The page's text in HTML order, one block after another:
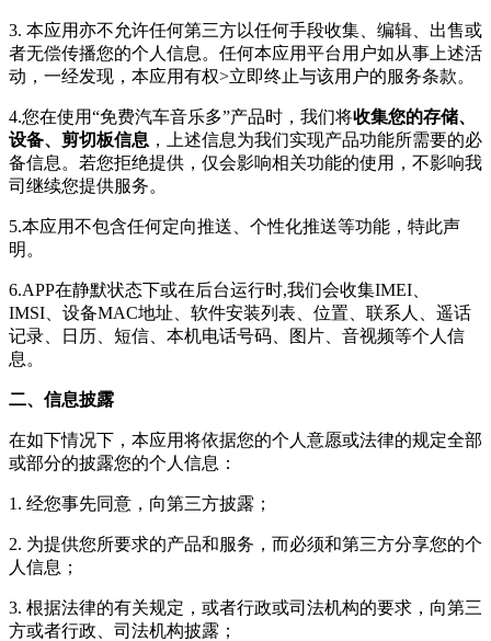
3. 本应用亦不允许任何第三方以任何手段收集、编辑、出售或
者无偿传播您的个人信息。任何本应用平台用户如从事上述活
动，一经发现，本应用有权>立即终止与该用户的服务条款。
4.您在使用“免费汽车音乐多”产品时，我们将收集您的存储、
设备、剪切板信息 ，上述信息为我们实现产品功能所需要的必
备信息。若您拒绝提供，仅会影响相关功能的使用，不影响我
司继续您提供服务。
5.本应用不包含任何定向推送、个性化推送等功能，特此声
明。
6.APP在静默状态下或在后台运行时,我们会收集IMEI、
IMSI、设备MAC地址、软件安装列表、位置、联系人、遥话
记录、日历、短信、本机电话号码、图片、音视频等个人信
息。
二、信息披露
在如下情况下，本应用将依据您的个人意愿或法律的规定全部
或部分的披露您的个人信息：
1. 经您事先同意，向第三方披露；
2. 为提供您所要求的产品和服务，而必须和第三方分享您的个
人信息；
3. 根据法律的有关规定，或者行政或司法机构的要求，向第三
方或者行政、司法机构披露；